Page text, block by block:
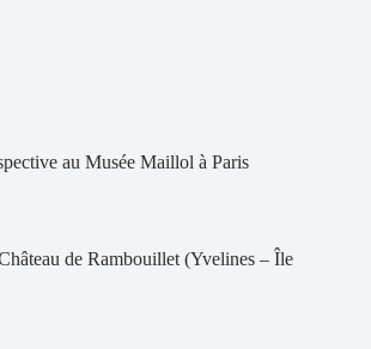
au Musée Maillol à Paris
de Rambouillet (Yvelines – Île